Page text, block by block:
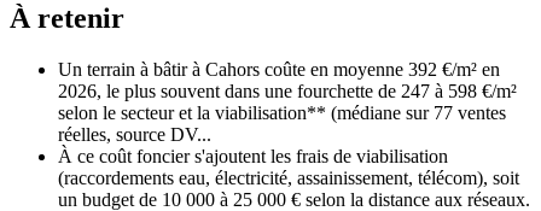
À retenir
Un terrain à bâtir à Cahors coûte en moyenne 392 €/m² en
2026, le plus souvent dans une fourchette de 247 à 598 €/m²
selon le secteur et la viabilisation** (médiane sur 77 ventes
réelles, source DV...
À ce coût foncier s'ajoutent les frais de viabilisation
(raccordements eau, électricité, assainissement, télécom), soit
un budget de 10 000 à 25 000 € selon la distance aux réseaux.